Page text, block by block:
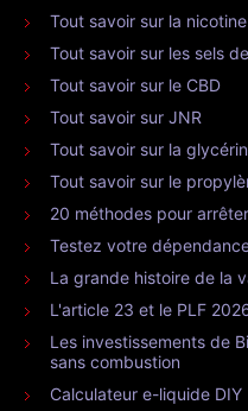
Tout savoir sur la nicotine
Tout savoir sur les sels
Tout savoir sur le CBD
Tout savoir sur JNR
Tout savoir sur la
Tout savoir sur le
20 méthodes pour
Testez votre
La grande histoire de la
L'article 23 et le PLF
Les investissements de
sans combustion
Calculateur e-liquide DIY